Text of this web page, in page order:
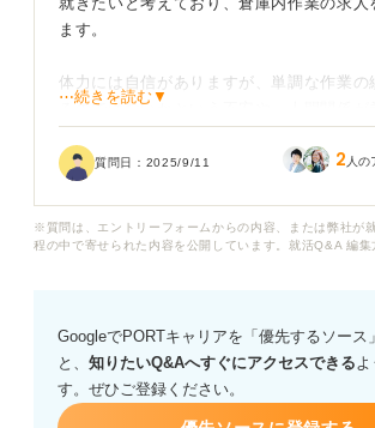
ます。
体力には自信がありますが、単調な作業の
るのではないかという不安や、人間関係が
持った人がこの仕事に向いているか、具体
⋯続きを読む▼
質問日： 2025/9/11 2 人の
※質問は、エントリーフォームからの内容、または弊社が
程の中で寄せられた内容を公開しています。就活Q&A 編集
GoogleでPORTキャリアを「優先するソース
と、 知りたいQ&Aへすぐにアクセスできるよ
す。ぜひご登録ください。